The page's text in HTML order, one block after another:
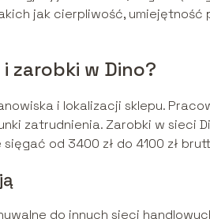
jak cierpliwość,
zarobki w Dino?
i lokalizacji sklepu.
zatrudnienia. Zarobki w sieci
od 3400 zł do 4100 zł
do innych sieci